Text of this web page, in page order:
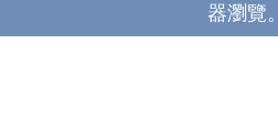
器瀏覽。